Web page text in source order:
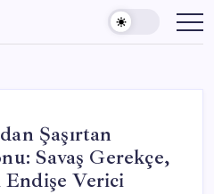
Şaşırtan
Savaş Gerekçe,
Verici